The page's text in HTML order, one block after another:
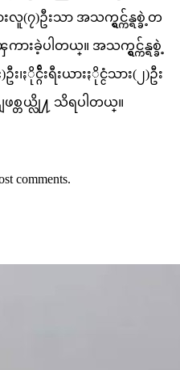
(၇)ဦးသာ အသက္ရွင္က်န္ရစ္ခဲ့တ
ခဲ့ပါတယ္။ အသက္ရွင္က်န္ရစ္ခဲ့
ႏိုင္ဂ်ီးရီးယားႏိုင္ငံသား(၂)ဦး
ဖစ္တယ္လို႔ သိရပါတယ္။
comments.